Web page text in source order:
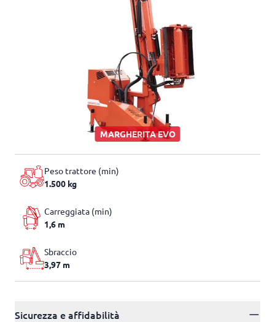
MARGHERITA EVO
Peso trattore (min)
1.500 kg
Carreggiata (min)
1,6 m
Sbraccio
3,97 m
Sicurezza e affidabilità